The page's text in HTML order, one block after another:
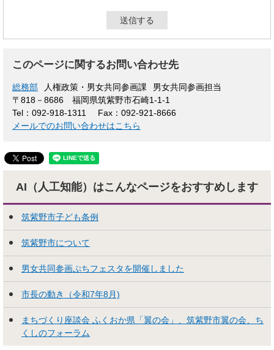
このページに関するお問い合わせ先
総務部 人権政策・男女共同参画課
男女共同参画担当
〒818－8686
福岡県筑紫野市石崎1-1-1
Tel：092-918-1311
Fax：092-921-8666
メールでのお問い合わせはこちら
AI（人工知能）はこんなページをおすすめします
筑紫野市子ども条例
筑紫野市について
男女共同参画ぷちフェスタを開催しました
市長の動き（令和7年8月)
まちづくり座談会 ふくおか県「翼の会」、筑紫野市翼の会、ち
くしのフォーラム